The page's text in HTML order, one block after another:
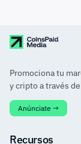
Promociona tu
y cripto a través
Anúnciate →
Recursos